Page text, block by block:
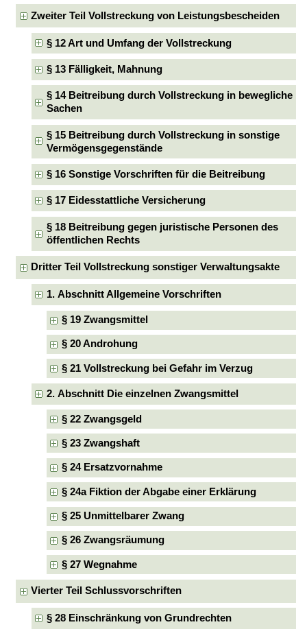
Zweiter Teil Vollstreckung von Leistungsbescheiden
§ 12 Art und Umfang der Vollstreckung
§ 13 Fälligkeit, Mahnung
§ 14 Beitreibung durch Vollstreckung in bewegliche
Sachen
§ 15 Beitreibung durch Vollstreckung in sonstige
Vermögensgegenstände
§ 16 Sonstige Vorschriften für die Beitreibung
§ 17 Eidesstattliche Versicherung
§ 18 Beitreibung gegen juristische Personen des
öffentlichen Rechts
Dritter Teil Vollstreckung sonstiger Verwaltungsakte
1. Abschnitt Allgemeine Vorschriften
§ 19 Zwangsmittel
§ 20 Androhung
§ 21 Vollstreckung bei Gefahr im Verzug
2. Abschnitt Die einzelnen Zwangsmittel
§ 22 Zwangsgeld
§ 23 Zwangshaft
§ 24 Ersatzvornahme
§ 24a Fiktion der Abgabe einer Erklärung
§ 25 Unmittelbarer Zwang
§ 26 Zwangsräumung
§ 27 Wegnahme
Vierter Teil Schlussvorschriften
§ 28 Einschränkung von Grundrechten